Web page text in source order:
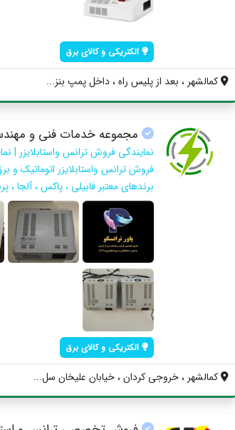
الکتریکی و کالای برق
کمالشهر ، بعد از پلیس راه ، داخل پمپ بنز...
مجموعه خدمات فنی و
نمایندگی فروش ترانس واستابلایزر
برندهای معتبر فابیلی ، پاکس ، آلجا ،
الکتریکی و کالای برق
کمالشهر ، خروجی کردان ، خیابان علیخان سل...